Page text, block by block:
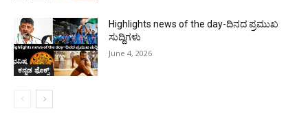
ಕನ್ನಡ ಫೊಕ್ಸ್
Highlights news of the day-ದಿನದ ಪ್ರಮುಖ
ಸುದ್ದಿಗಳು
June 4, 2026